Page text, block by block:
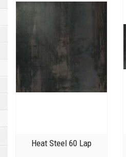
Heat Steel 60 Lap